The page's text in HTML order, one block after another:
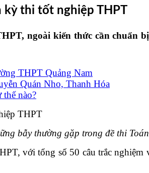
kỳ thi tốt nghiệp THPT
ngoài kiến thức cần chuẩn
THPT Quảng Nam
Quán Nho, Thanh Hóa
nào?
bẫy thường gặp trong đề thi
với tổng số 50 câu trắc